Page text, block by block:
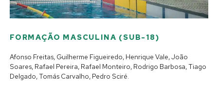
FORMAÇÃO MASCULINA (SUB-18)
Afonso Freitas, Guilherme Figueiredo, Henrique Vale, João
Soares, Rafael Pereira, Rafael Monteiro, Rodrigo Barbosa, Tiago
Delgado, Tomás Carvalho, Pedro Sciré.